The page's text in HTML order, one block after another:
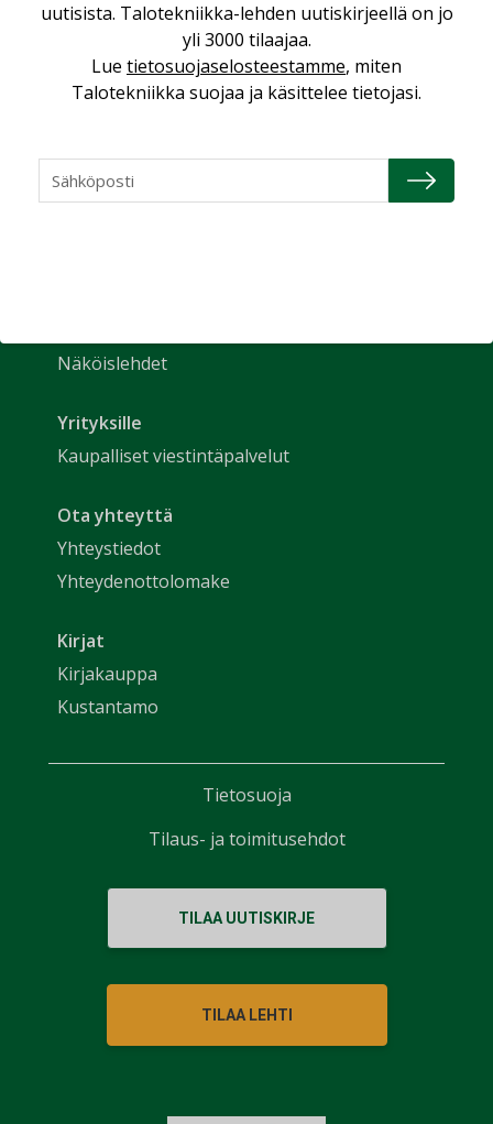
Etusivu
Näkökulmat
Näköislehdet
Yrityksille
Kaupalliset viestintäpalvelut
Ota yhteyttä
Yhteystiedot
Yhteydenottolomake
Kirjat
Kirjakauppa
Kustantamo
TILAA UUTISKIRJE
TILAA LEHTI
Tietosuoja
Tilaus- ja toimitusehdot
uutisista. Talotekniikka-lehden uutiskirjeellä on jo
yli 3000 tilaajaa.
Lue tietosuojaselosteestamme, miten
Talotekniikka suojaa ja käsittelee tietojasi.